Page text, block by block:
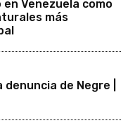
Venezuela como
más
de Negre |